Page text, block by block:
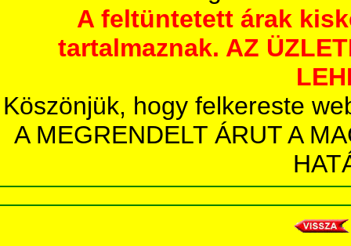
A feltüntetett árak
tartalmaznak. AZ
Köszönjük, hogy felkereste
A MEGRENDELT ÁRUT A